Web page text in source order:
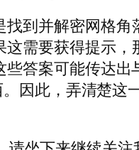
到并解密网格角
需要获得提示，
答案可能传达出
因此，弄清楚